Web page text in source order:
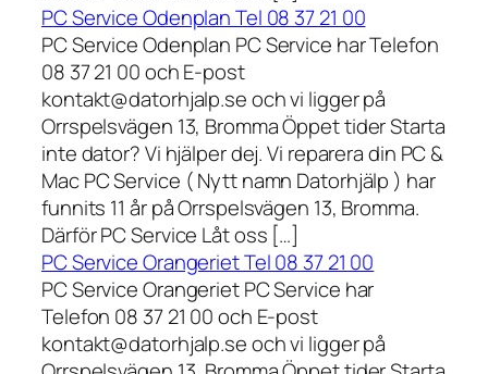
PC Service Odenplan Tel 08 37 21 00
PC Service Odenplan PC Service har Telefon
08 37 21 00 och E-post
kontakt@datorhjalp.se och vi ligger på
Orrspelsvägen 13, Bromma Öppet tider Starta
inte dator? Vi hjälper dej. Vi reparera din PC &
Mac PC Service ( Nytt namn Datorhjälp ) har
funnits 11 år på Orrspelsvägen 13, Bromma.
Därför PC Service Låt oss […]
PC Service Orangeriet Tel 08 37 21 00
PC Service Orangeriet PC Service har
Telefon 08 37 21 00 och E-post
kontakt@datorhjalp.se och vi ligger på